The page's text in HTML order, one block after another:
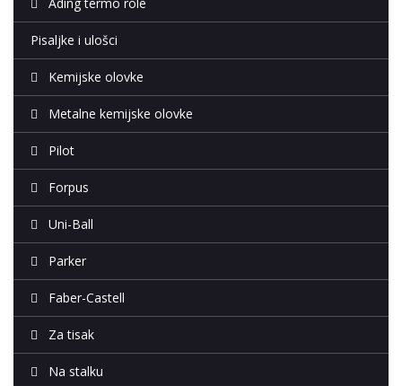
Pisaljke i ulošci
Kemijske olovke
Metalne kemijske olovke
Pilot
Forpus
Uni-Ball
Parker
Faber-Castell
Za tisak
Na stalku